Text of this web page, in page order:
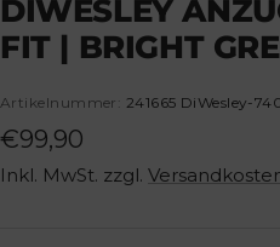
DIWESLEY
FIT | BRIGHT
Artikelnummer: 241665 DiWesley-
Angebotspreis
€99,90
Inkl. MwSt. zzgl.